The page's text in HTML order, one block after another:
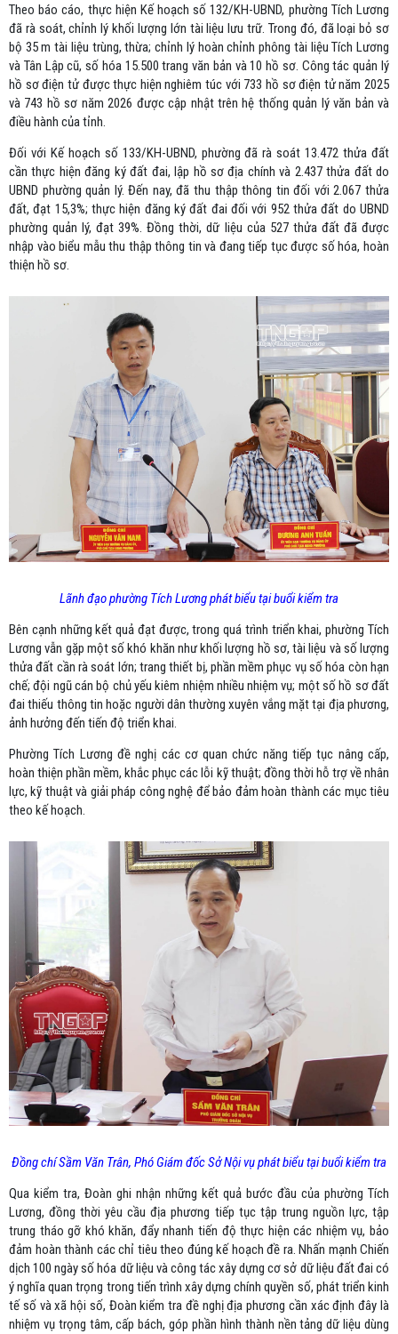
Theo báo cáo, thực hiện Kế hoạch số 132/KH-UBND, phường Tích Lương
đã rà soát, chỉnh lý khối lượng lớn tài liệu lưu trữ. Trong đó, đã loại bỏ sơ
bộ 35 m tài liệu trùng, thừa; chỉnh lý hoàn chỉnh phông tài liệu Tích Lương
và Tân Lập cũ, số hóa 15.500 trang văn bản và 10 hồ sơ. Công tác quản lý
hồ sơ điện tử được thực hiện nghiêm túc với 733 hồ sơ điện tử năm 2025
và 743 hồ sơ năm 2026 được cập nhật trên hệ thống quản lý văn bản và
điều hành của tỉnh.
Đối với Kế hoạch số 133/KH-UBND, phường đã rà soát 13.472 thửa đất
cần thực hiện đăng ký đất đai, lập hồ sơ địa chính và 2.437 thửa đất do
UBND phường quản lý. Đến nay, đã thu thập thông tin đối với 2.067 thửa
đất, đạt 15,3%; thực hiện đăng ký đất đai đối với 952 thửa đất do UBND
phường quản lý, đạt 39%. Đồng thời, dữ liệu của 527 thửa đất đã được
nhập vào biểu mẫu thu thập thông tin và đang tiếp tục được số hóa, hoàn
thiện hồ sơ.
Lãnh đạo phường Tích Lương phát biểu tại buổi kiểm tra
Bên cạnh những kết quả đạt được, trong quá trình triển khai, phường Tích
Lương vẫn gặp một số khó khăn như khối lượng hồ sơ, tài liệu và số lượng
thửa đất cần rà soát lớn; trang thiết bị, phần mềm phục vụ số hóa còn hạn
chế; đội ngũ cán bộ chủ yếu kiêm nhiệm nhiều nhiệm vụ; một số hồ sơ đất
đai thiếu thông tin hoặc người dân thường xuyên vắng mặt tại địa phương,
ảnh hưởng đến tiến độ triển khai.
Phường Tích Lương đề nghị các cơ quan chức năng tiếp tục nâng cấp,
hoàn thiện phần mềm, khắc phục các lỗi kỹ thuật; đồng thời hỗ trợ về nhân
lực, kỹ thuật và giải pháp công nghệ để bảo đảm hoàn thành các mục tiêu
theo kế hoạch.
Đồng chí Sầm Văn Trân, Phó Giám đốc Sở Nội vụ phát biểu tại buổi kiểm tra
Qua kiểm tra, Đoàn ghi nhận những kết quả bước đầu của phường Tích
Lương, đồng thời yêu cầu địa phương tiếp tục tập trung nguồn lực, tập
trung tháo gỡ khó khăn, đẩy nhanh tiến độ thực hiện các nhiệm vụ, bảo
đảm hoàn thành các chỉ tiêu theo đúng kế hoạch đề ra. Nhấn mạnh Chiến
dịch 100 ngày số hóa dữ liệu và công tác xây dựng cơ sở dữ liệu đất đai có
ý nghĩa quan trọng trong tiến trình xây dựng chính quyền số, phát triển kinh
tế số và xã hội số, Đoàn kiểm tra đề nghị địa phương cần xác định đây là
nhiệm vụ trọng tâm, cấp bách, góp phần hình thành nền tảng dữ liệu dùng